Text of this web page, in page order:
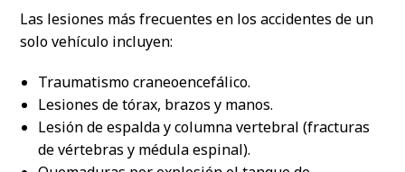
Las lesiones más frecuentes en los accidentes de un
solo vehículo incluyen:
Traumatismo craneoencefálico.
Lesiones de tórax, brazos y manos.
Lesión de espalda y columna vertebral (fracturas
de vértebras y médula espinal).